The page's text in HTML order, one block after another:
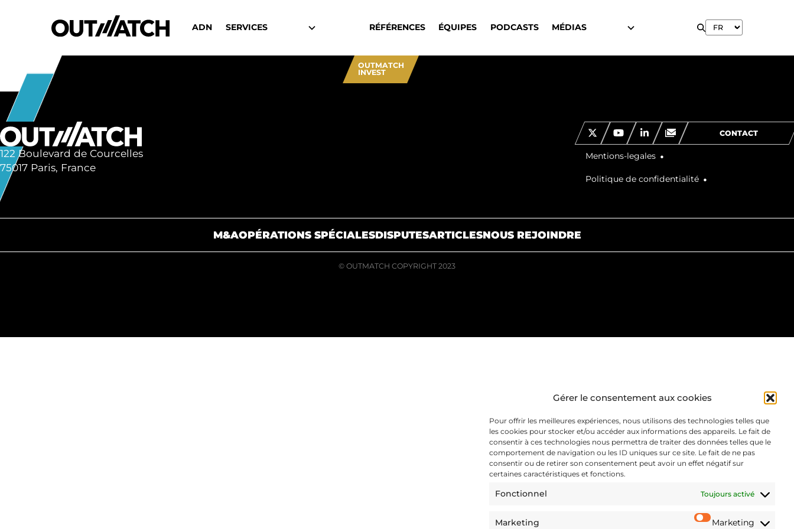
Gérer le consentement aux cookies
Pour offrir les meilleures expériences, nous utilisons des technologies telles que
les cookies pour stocker et/ou accéder aux informations des appareils. Le fait de
consentir à ces technologies nous permettra de traiter des données telles que le
comportement de navigation ou les ID uniques sur ce site. Le fait de ne pas
consentir ou de retirer son consentement peut avoir un effet négatif sur
certaines caractéristiques et fonctions.
Fonctionnel Toujours activé
Marketing Marketing
ADN SERVICES RÉFÉRENCES ÉQUIPES PODCASTS MÉDIAS
OUTMATCH
INVEST
122 Boulevard de Courcelles
75017 Paris, France
CONTACT
Mentions-legales
Politique de confidentialité
M&AOPÉRATIONS SPÉCIALESDISPUTESARTICLESNOUS REJOINDRE
© OUTMATCH COPYRIGHT 2023